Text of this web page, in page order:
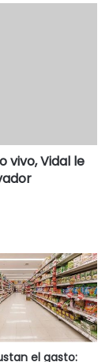
vivo, Vidal le
el gasto: